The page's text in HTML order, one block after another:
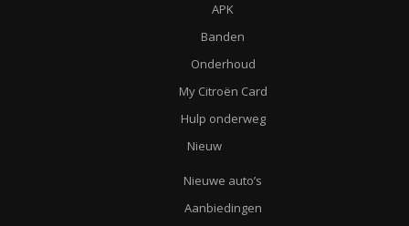
APK
Banden
Onderhoud
My Citroën Card
Hulp onderweg
Nieuw
Nieuwe auto’s
Aanbiedingen